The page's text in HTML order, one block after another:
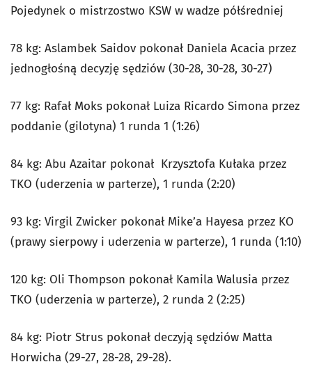
Pojedynek o mistrzostwo KSW w wadze półśredniej
78 kg: Aslambek Saidov pokonał Daniela Acacia przez
jednogłośną decyzję sędziów (30-28, 30-28, 30-27)
77 kg: Rafał Moks pokonał Luiza Ricardo Simona przez
poddanie (gilotyna) 1 runda 1 (1:26)
84 kg: Abu Azaitar pokonał Krzysztofa Kułaka przez
TKO (uderzenia w parterze), 1 runda (2:20)
93 kg: Virgil Zwicker pokonał Mike’a Hayesa przez KO
(prawy sierpowy i uderzenia w parterze), 1 runda (1:10)
120 kg: Oli Thompson pokonał Kamila Walusia przez
TKO (uderzenia w parterze), 2 runda 2 (2:25)
84 kg: Piotr Strus pokonał deczyją sędziów Matta
Horwicha (29-27, 28-28, 29-28).